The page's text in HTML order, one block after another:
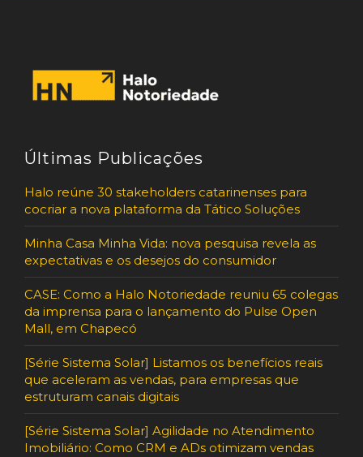
Últimas Publicações
Halo reúne 30 stakeholders catarinenses para
cocriar a nova plataforma da Tático Soluções
Minha Casa Minha Vida: nova pesquisa revela as
expectativas e os desejos do consumidor
CASE: Como a Halo Notoriedade reuniu 65 colegas
da imprensa para o lançamento do Pulse Open
Mall, em Chapecó
[Série Sistema Solar] Listamos os benefícios reais
que aceleram as vendas, para empresas que
estruturam canais digitais
[Série Sistema Solar] Agilidade no Atendimento
Imobiliário: Como CRM e ADs otimizam vendas